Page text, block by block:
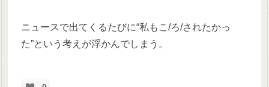
ニュースで出てくるたびに“私もこ/ろ/されたかっ
た”という考えが浮かんでしまう。